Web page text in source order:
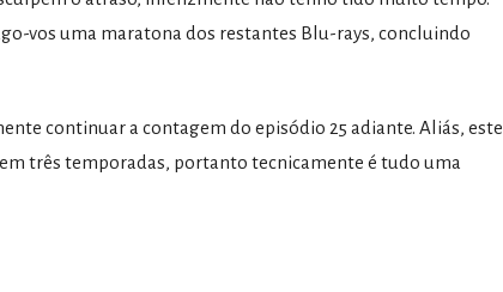
vos uma maratona dos restantes Blu-rays, concluindo
continuar a contagem do episódio 25 adiante. Aliás, este
três temporadas, portanto tecnicamente é tudo uma